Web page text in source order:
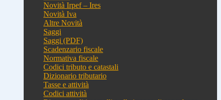
Novità Irpef – Ires
Novità Iva
Altre Novità
Saggi
Saggi (PDF)
Scadenzario fiscale
Normativa fiscale
Codici tributo e catastali
Dizionario tributario
Tasse e attività
Codici attività